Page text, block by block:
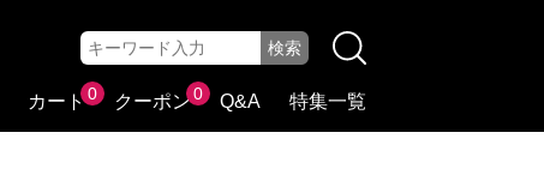
カート0 クーポン0 Q&A 特集一覧